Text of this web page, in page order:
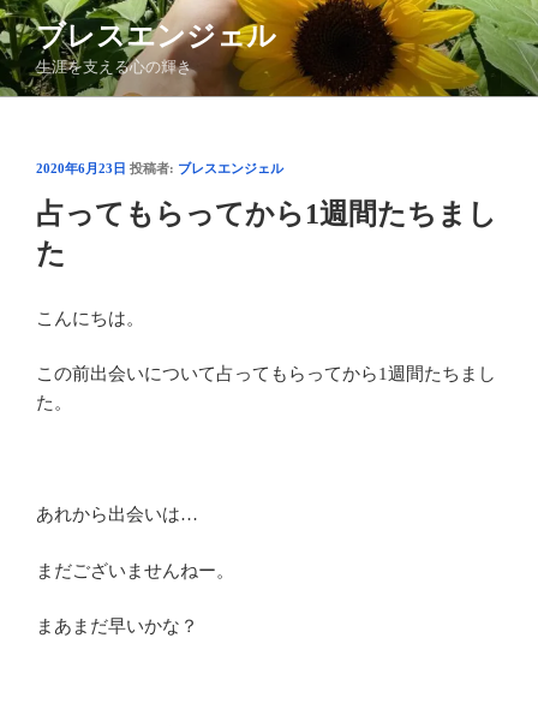
コ
ン
テ
ン
ブレスエンジェル
生涯を支える心の輝き
投
日:
2020年6月23日 投稿者: ブレスエンジェル
占ってもらってから1週間たちまし
た
こんにちは。
この前出会いについて占ってもらってから1週間たちまし
た。
あれから出会いは…
まだございませんねー。
まあまだ早いかな？